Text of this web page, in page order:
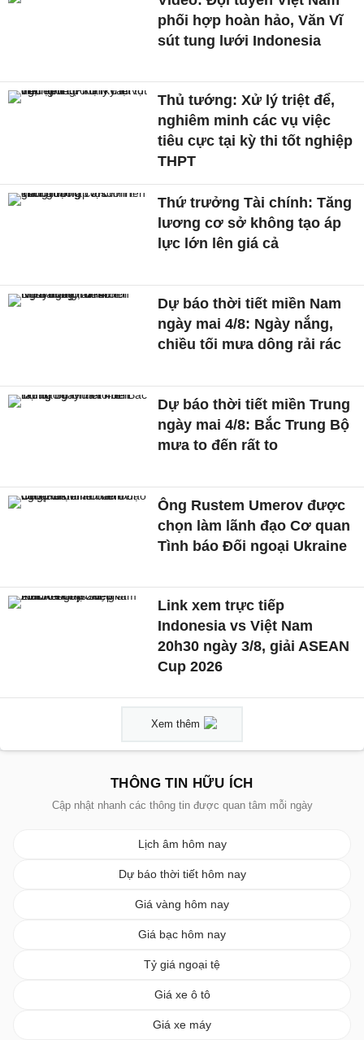
phối hợp hoàn hảo, Văn Vĩ
sút tung lưới Indonesia
Thủ tướng: Xử lý triệt để,
nghiêm minh các vụ việc
tiêu cực tại kỳ thi tốt nghiệp
THPT
Thứ trưởng Tài chính: Tăng
lương cơ sở không tạo áp
lực lớn lên giá cả
Dự báo thời tiết miền Nam
ngày mai 4/8: Ngày nắng,
chiều tối mưa dông rải rác
Dự báo thời tiết miền Trung
ngày mai 4/8: Bắc Trung Bộ
mưa to đến rất to
Ông Rustem Umerov được
chọn làm lãnh đạo Cơ quan
Tình báo Đối ngoại Ukraine
Link xem trực tiếp
Indonesia vs Việt Nam
20h30 ngày 3/8, giải ASEAN
Cup 2026
Xem thêm
THÔNG TIN HỮU ÍCH
Cập nhật nhanh các thông tin được quan tâm mỗi ngày
Lịch âm hôm nay
Dự báo thời tiết hôm nay
Giá vàng hôm nay
Giá bạc hôm nay
Tỷ giá ngoại tệ
Giá xe ô tô
Giá xe máy